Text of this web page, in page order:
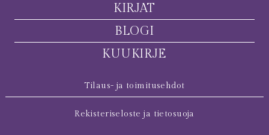
KIRJAT
BLOGI
KUUKIRJE
Tilaus- ja toimitusehdot
Rekisteriseloste ja tietosuoja